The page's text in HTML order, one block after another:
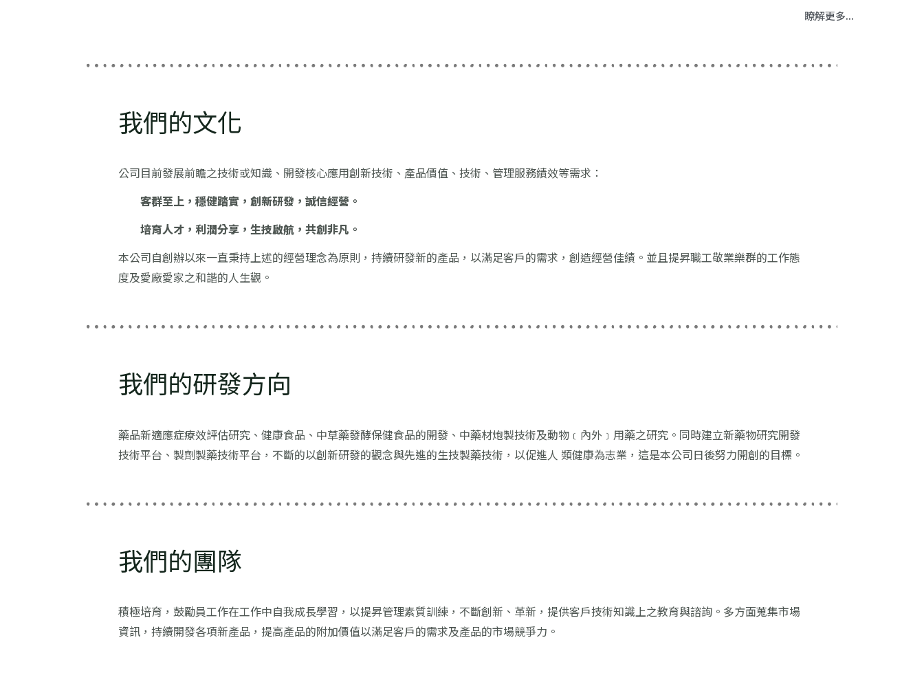
瞭解更多...
我們的文化
公司目前發展前瞻之技術或知識、開發核心應用創新技術、產品價值、技術、管理服務績效等需求：
客群至上，穩健踏實，創新研發，誠信經營。
培育人才，利潤分享，生技啟航，共創非凡。
本公司自創辦以來一直秉持上述的經營理念為原則，持續研發新的產品，以滿足客戶的需求，創造經營佳績。並且提昇職工敬業樂群的工作態
度及愛廠愛家之和諧的人生觀。
我們的研發方向
藥品新適應症療效評估研究、健康食品、中草藥發酵保健食品的開發、中藥材炮製技術及動物﹝內外﹞用藥之研究。同時建立新藥物研究開發
技術平台、製劑製藥技術平台，不斷的以創新研發的觀念與先進的生技製藥技術，以促進人 類健康為志業，這是本公司日後努力開創的目標。
我們的團隊
積極培育，鼓勵員工作在工作中自我成長學習，以提昇管理素質訓練，不斷創新、革新，提供客戶技術知識上之教育與諮詢。多方面蒐集市場
資訊，持續開發各項新產品，提高產品的附加價值以滿足客戶的需求及產品的市場競爭力。